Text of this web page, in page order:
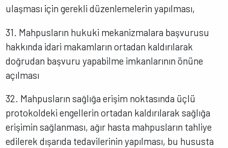
ulaşması için gerekli düzenlemelerin yapılması,
31. Mahpusların hukuki mekanizmalara başvurusu
hakkında idari makamların ortadan kaldırılarak
doğrudan başvuru yapabilme imkanlarının önüne
açılması
32. Mahpusların sağlığa erişim noktasında üçlü
protokoldeki engellerin ortadan kaldırılarak sağlığa
erişimin sağlanması, ağır hasta mahpusların tahliye
edilerek dışarıda tedavilerinin yapılması, bu hususta